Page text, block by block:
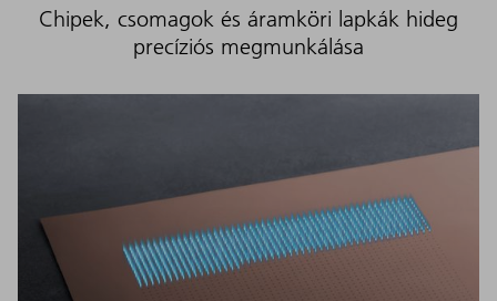
Chipek, csomagok és áramköri lapkák hideg
precíziós megmunkálása